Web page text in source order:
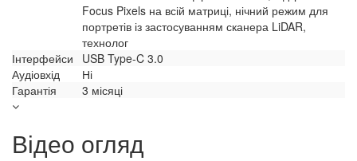
Focus Pixels на всій матриці, нічний режим для
портретів із застосуванням сканера LiDAR,
технолог
Інтерфейси
USB Type-C 3.0
Аудіовхід
Ні
Гарантія
3 місяці
Відео огляд